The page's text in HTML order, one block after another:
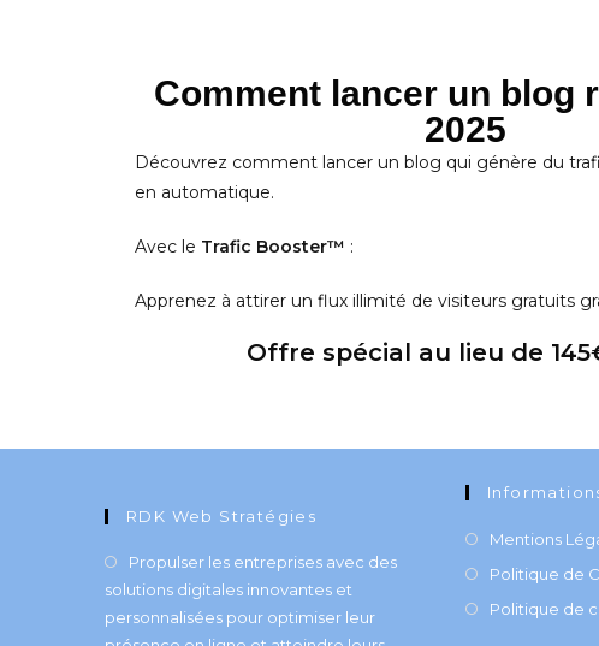
Comment lancer un blog
2025
Découvrez comment lancer un blog qui génère du
en automatique.
Avec le Trafic Booster™ :
Apprenez à attirer un flux illimité de visiteurs gratuits
Offre spécial au lieu de 145
RDK Web Stratégies
Propulser les entreprises avec des
solutions digitales innovantes et
personnalisées pour optimiser leur
Mentions
Politique de
Politique de